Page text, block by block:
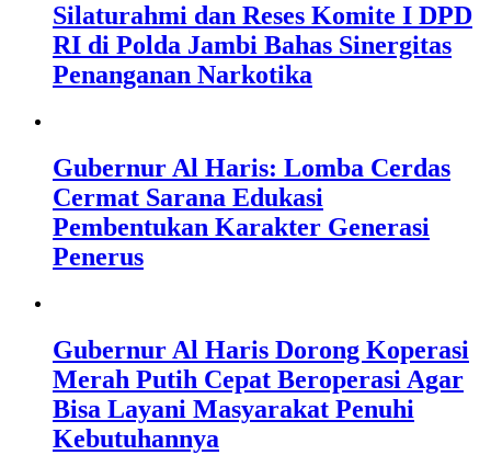
Silaturahmi dan Reses Komite I DPD
RI di Polda Jambi Bahas Sinergitas
Penanganan Narkotika
Gubernur Al Haris: Lomba Cerdas
Cermat Sarana Edukasi
Pembentukan Karakter Generasi
Penerus
Gubernur Al Haris Dorong Koperasi
Merah Putih Cepat Beroperasi Agar
Bisa Layani Masyarakat Penuhi
Kebutuhannya